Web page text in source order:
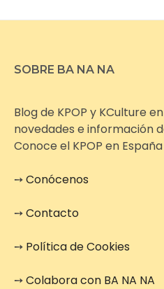
SOBRE BA NA NA
Blog de KPOP y KCulture
novedades e información
Conoce el KPOP en
➙Conócenos
➙Contacto
➙ Política de Cookies
➙Colabora con BA NA NA